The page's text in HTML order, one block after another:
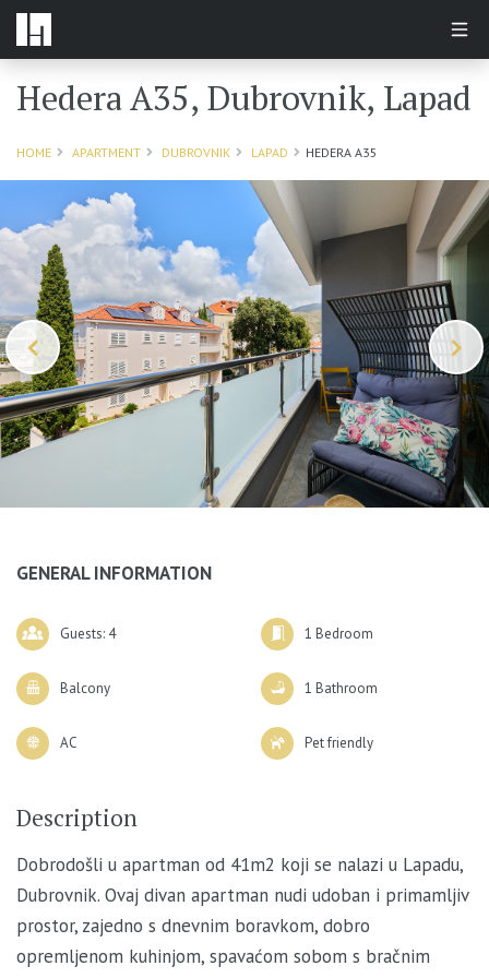
Hedera A35, Dubrovnik, Lapad
HOME APARTMENT DUBROVNIK LAPAD HEDERA A35
GENERAL INFORMATION
Guests: 4 1 Bedroom
Balcony 1 Bathroom
AC Pet friendly
Description
Dobrodošli u apartman od 41m2 koji se nalazi u Lapadu,
Dubrovnik. Ovaj divan apartman nudi udoban i primamljiv
prostor, zajedno s dnevnim boravkom, dobro
opremljenom kuhinjom, spavaćom sobom s bračnim